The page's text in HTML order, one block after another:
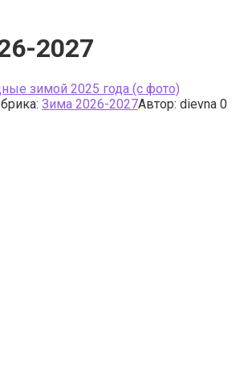
2027
зимой 2025 года (с фото)
Зима 2026-2027Автор: dievna 0